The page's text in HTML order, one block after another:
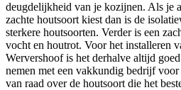
deugdelijkheid van je kozijnen. Als je
zachte houtsoort kiest dan is de
sterkere houtsoorten. Verder is een
vocht en houtrot. Voor het installeren
Wervershoof is het derhalve altijd
nemen met een vakkundig bedrijf
van raad over de houtsoort die het